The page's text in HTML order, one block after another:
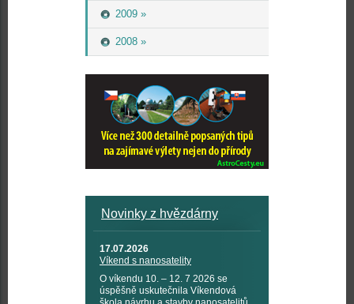
2009 »
2008 »
Novinky z hvězdárny
17.07.2026
Víkend s nanosatelity
O víkendu 10. – 12. 7 2026 se
úspěšně uskutečnila Víkendová